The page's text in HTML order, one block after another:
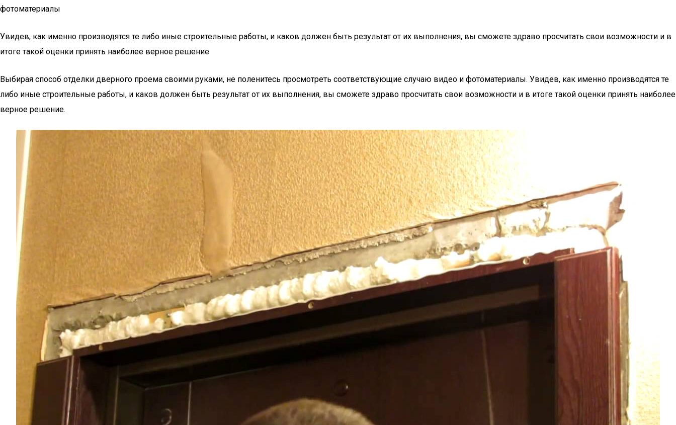
фотоматериалы
Увидев, как именно производятся те либо иные строительные работы, и каков должен быть результат от их выполнения, вы сможете здраво просчитать свои возможности и в
итоге такой оценки принять наиболее верное решение
Выбирая способ отделки дверного проема своими руками, не поленитесь просмотреть соответствующие случаю видео и фотоматериалы. Увидев, как именно производятся те
либо иные строительные работы, и каков должен быть результат от их выполнения, вы сможете здраво просчитать свои возможности и в итоге такой оценки принять наиболее
верное решение.